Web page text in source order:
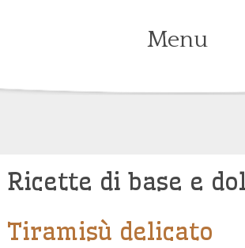
Menu
Ricette di base e
Tiramisù delicato